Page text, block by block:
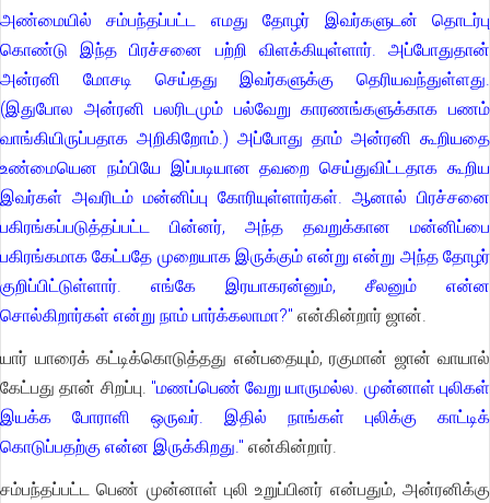
அண்மையில் சம்பந்தப்பட்ட எமது தோழர் இவர்களுடன் தொடர்பு
கொண்டு இந்த பிரச்சனை பற்றி விளக்கியுள்ளார். அப்போதுதான்
அன்ரனி மோசடி செய்தது இவர்களுக்கு தெரியவந்துள்ளது.
(இதுபோல அன்ரனி பலரிடமும் பல்வேறு காரணங்களுக்காக பணம்
வாங்கியிருப்பதாக அறிகிறோம்.) அப்போது தாம் அன்ரனி கூறியதை
உண்மையென நம்பியே இப்படியான தவறை செய்துவிட்டதாக கூறிய
இவர்கள் அவரிடம் மன்னிப்பு கோரியுள்ளார்கள். ஆனால் பிரச்சனை
பகிரங்கப்படுத்தப்பட்ட பின்னர், அந்த தவறுக்கான மன்னிப்பை
பகிரங்கமாக கேட்பதே முறையாக இருக்கும் என்று என்று அந்த தோழர்
குறிப்பிட்டுள்ளார். எங்கே இரயாகரன்னும், சீலனும் என்ன
சொல்கிறார்கள் என்று நாம் பார்க்கலாமா?" என்கின்றார் ஜான்.
யார் யாரைக் கட்டிக்கொடுத்தது என்பதையும், ரகுமான் ஜான் வாயால்
கேட்பது தான் சிறப்பு. "மணப்பெண் வேறு யாருமல்ல. முன்னாள் புலிகள்
இயக்க போராளி ஒருவர். இதில் நாங்கள் புலிக்கு காட்டிக்
கொடுப்பதற்கு என்ன இருக்கிறது." என்கின்றார்.
சம்பந்தப்பட்ட பெண் முன்னாள் புலி உறுப்பினர் என்பதும், அன்ரனிக்கு